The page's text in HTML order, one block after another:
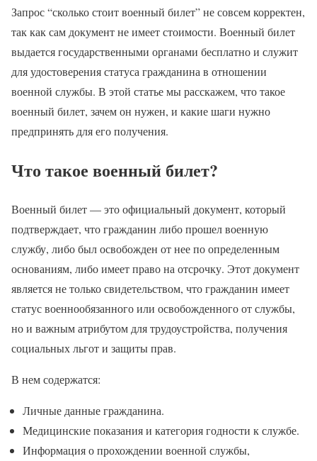
Запрос “сколько стоит военный билет” не совсем корректен,
так как сам документ не имеет стоимости. Военный билет
выдается государственными органами бесплатно и служит
для удостоверения статуса гражданина в отношении
военной службы. В этой статье мы расскажем, что такое
военный билет, зачем он нужен, и какие шаги нужно
предпринять для его получения.
Что такое военный билет?
Военный билет — это официальный документ, который
подтверждает, что гражданин либо прошел военную
службу, либо был освобожден от нее по определенным
основаниям, либо имеет право на отсрочку. Этот документ
является не только свидетельством, что гражданин имеет
статус военнообязанного или освобожденного от службы,
но и важным атрибутом для трудоустройства, получения
социальных льгот и защиты прав.
В нем содержатся:
Личные данные гражданина.
Медицинские показания и категория годности к службе.
Информация о прохождении военной службы,